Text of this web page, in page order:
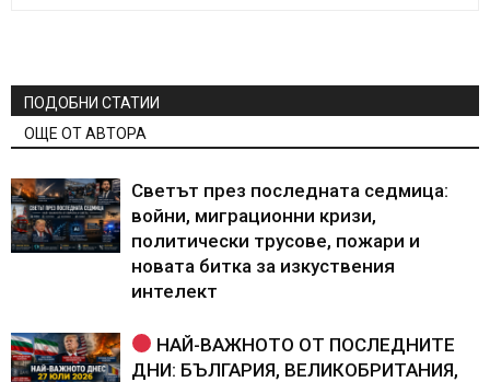
ПОДОБНИ СТАТИИ
ОЩЕ ОТ АВТОРА
Светът през последната седмица:
войни, миграционни кризи,
политически трусове, пожари и
новата битка за изкуствения
интелект
НАЙ-ВАЖНОТО ОТ ПОСЛЕДНИТЕ
ДНИ: БЪЛГАРИЯ, ВЕЛИКОБРИТАНИЯ,